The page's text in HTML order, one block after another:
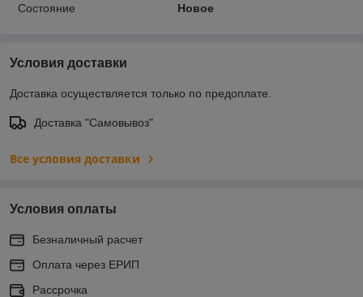
Состояние
Новое
Условия доставки
Доставка осуществляется только по предоплате.
Доставка "Самовывоз"
Все условия доставки
Условия оплаты
Безналичный расчет
Оплата через ЕРИП
Рассрочка